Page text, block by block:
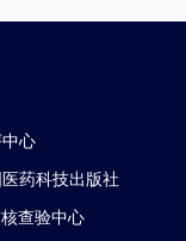
心
药科技出版社
查验中心